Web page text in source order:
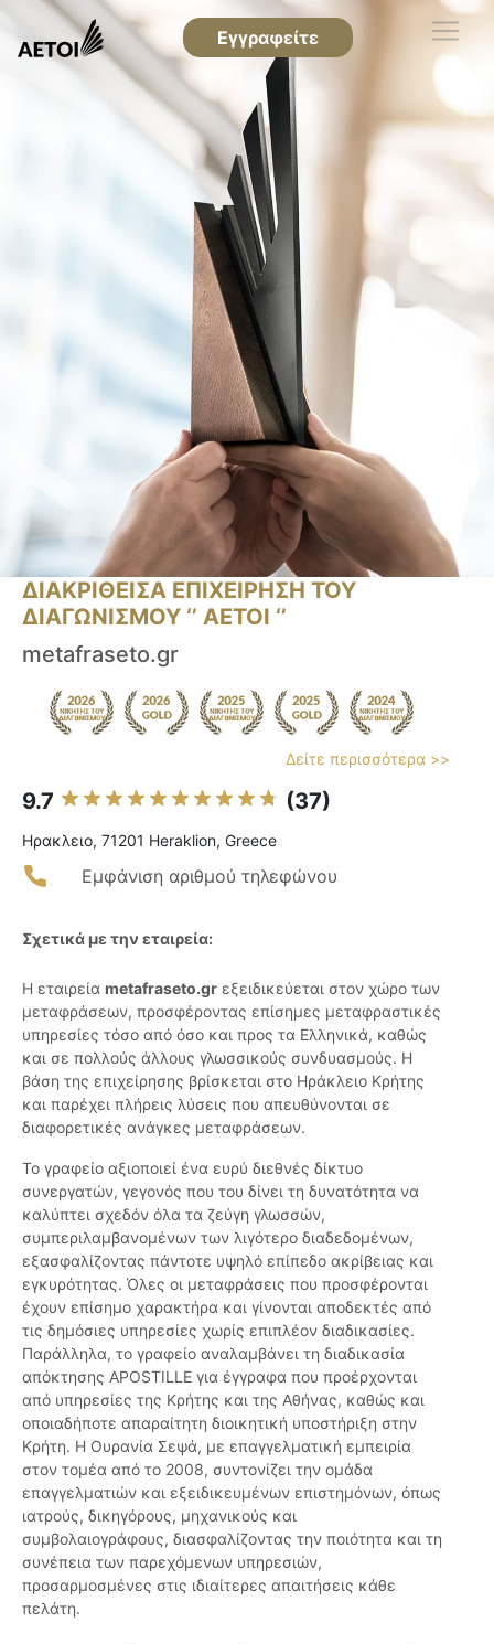
Εγγραφείτε
ΔΙΑΚΡΙΘΕΙΣΑ ΕΠΙΧΕΙΡΗΣΗ ΤΟΥ
ΔΙΑΓΩΝΙΣΜΟΥ ‘’ ΑΕΤΟΙ ‘’
metafraseto.gr
Δείτε περισσότερα >>
9.7 (37)
Ηρακλειο, 71201 Heraklion, Greece
Εμφάνιση αριθμού τηλεφώνου
Σχετικά με την εταιρεία:
Η εταιρεία metafraseto.gr εξειδικεύεται στον χώρο των
μεταφράσεων, προσφέροντας επίσημες μεταφραστικές
υπηρεσίες τόσο από όσο και προς τα Ελληνικά, καθώς
και σε πολλούς άλλους γλωσσικούς συνδυασμούς. Η
βάση της επιχείρησης βρίσκεται στο Ηράκλειο Κρήτης
και παρέχει πλήρεις λύσεις που απευθύνονται σε
διαφορετικές ανάγκες μεταφράσεων.
Το γραφείο αξιοποιεί ένα ευρύ διεθνές δίκτυο
συνεργατών, γεγονός που του δίνει τη δυνατότητα να
καλύπτει σχεδόν όλα τα ζεύγη γλωσσών,
συμπεριλαμβανομένων των λιγότερο διαδεδομένων,
εξασφαλίζοντας πάντοτε υψηλό επίπεδο ακρίβειας και
εγκυρότητας. Όλες οι μεταφράσεις που προσφέρονται
έχουν επίσημο χαρακτήρα και γίνονται αποδεκτές από
τις δημόσιες υπηρεσίες χωρίς επιπλέον διαδικασίες.
Παράλληλα, το γραφείο αναλαμβάνει τη διαδικασία
απόκτησης APOSTILLE για έγγραφα που προέρχονται
από υπηρεσίες της Κρήτης και της Αθήνας, καθώς και
οποιαδήποτε απαραίτητη διοικητική υποστήριξη στην
Κρήτη. Η Ουρανία Σεψά, με επαγγελματική εμπειρία
στον τομέα από το 2008, συντονίζει την ομάδα
επαγγελματιών και εξειδικευμένων επιστημόνων, όπως
ιατρούς, δικηγόρους, μηχανικούς και
συμβολαιογράφους, διασφαλίζοντας την ποιότητα και τη
συνέπεια των παρεχόμενων υπηρεσιών,
προσαρμοσμένες στις ιδιαίτερες απαιτήσεις κάθε
πελάτη.